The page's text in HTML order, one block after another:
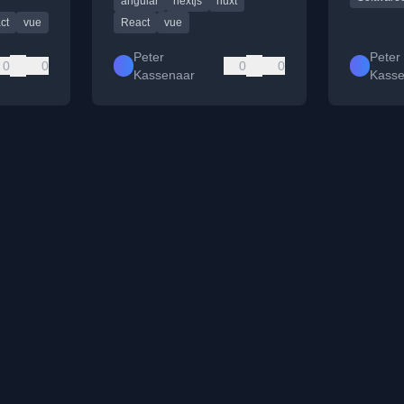
vue
0 0
React
vue
Peter
Kassenaar
0 0
Peter